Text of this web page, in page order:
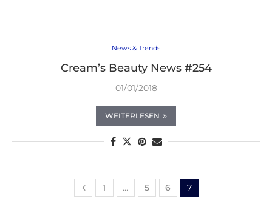
News & Trends
Cream’s Beauty News #254
01/01/2018
WEITERLESEN
1 … 5 6 7